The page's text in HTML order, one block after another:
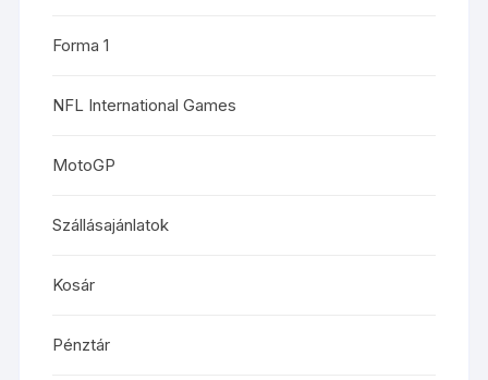
Forma 1
NFL International Games
MotoGP
Szállásajánlatok
Kosár
Pénztár